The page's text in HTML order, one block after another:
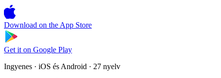
Download on the App Store
Get it on Google Play
Ingyenes · iOS és Android · 27 nyelv